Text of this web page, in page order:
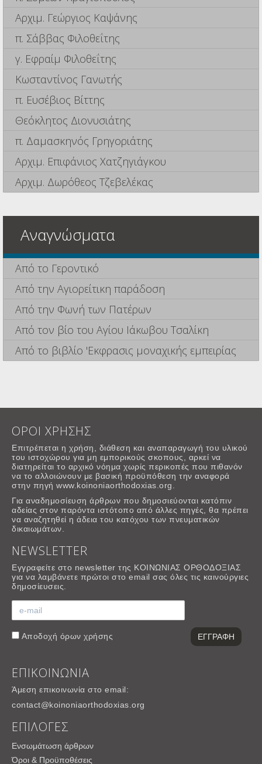
Αρχιμ. Γεώργιος Καψάνης
π. Σάββας Φιλοθεΐτης
γ. Εφραίμ Φιλοθεΐτης
Κωσταντίνος Γανωτής
π. Ευσέβιος Βίττης
Θεόκλητος Διονυσιάτης
π. Δαμασκηνός Γρηγοριάτης
Αρχιμ. Επιφάνιος Χατζηγιάγκου
Αρχιμ. Δωρόθεος Τζεβελέκας
Αναγνώσματα
Από το Γεροντικό
Από την Αγιορείτικη παράδοση
Από την Φωνή των Πατέρων
Από τον βίο του Αγίου Ιάκωβου Τσαλίκη
Από το βιβλίο 'Εκφρασις μοναχικής εμπειρίας
ΟΡΟΙ ΧΡΗΣΗΣ
Επιτρέπεται η χρήση, διάθεση και αναπαραγωγή του υλικού
του ιστοχώρου για μη εμπορικούς σκοπους, αρκεί να
διατηρείται το αρχικό νόημα χωρίς περικοπές που πιθανόν
να το αλλοιώνουν με βασική προϋπόθεση την αναφορά
στην πηγή www.koinoniaorthodoxias.org.
Για αναδημοσίευση άρθρων που δημοσιεύονται κατόπιν
αδείας στον παρόντα ιστότοπο από άλλες πηγές, θα πρέπει
να αναζητηθεί η άδεια του κατόχου των πνευματικών
δικαιωμάτων.
NEWSLETTER
Εγγραφείτε στο newsletter της ΚΟΙΝΩΝΙΑΣ ΟΡΘΟΔΟΞΙΑΣ
για να λαμβάνετε πρώτοι στο email σας όλες τις καινούργιες
δημοσίευσεις.
Αποδοχή όρων χρήσης
ΕΠΙΚΟΙΝΩΝΙΑ
Άμεση επικοινωνία στο email:
contact@koinoniaorthodoxias.org
ΕΠΙΛΟΓΕΣ
Ενσωμάτωση άρθρων
Όροι & Προϋποθέσεις